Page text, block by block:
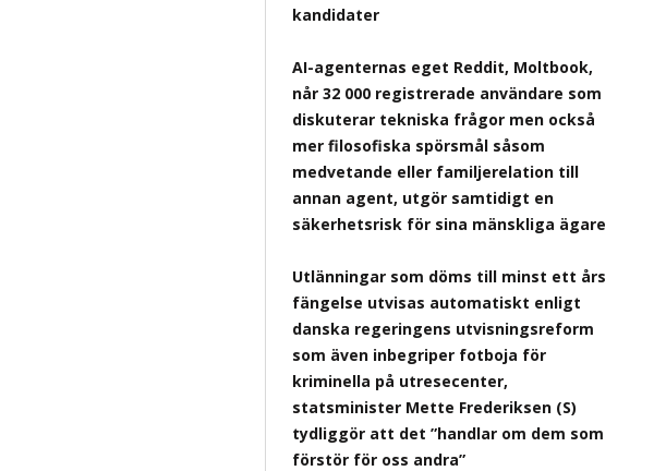
kandidater
AI-agenternas eget Reddit, Moltbook,
når 32 000 registrerade användare som
diskuterar tekniska frågor men också
mer filosofiska spörsmål såsom
medvetande eller familjerelation till
annan agent, utgör samtidigt en
säkerhetsrisk för sina mänskliga ägare
Utlänningar som döms till minst ett års
fängelse utvisas automatiskt enligt
danska regeringens utvisningsreform
som även inbegriper fotboja för
kriminella på utresecenter,
statsminister Mette Frederiksen (S)
tydliggör att det ”handlar om dem som
förstör för oss andra”